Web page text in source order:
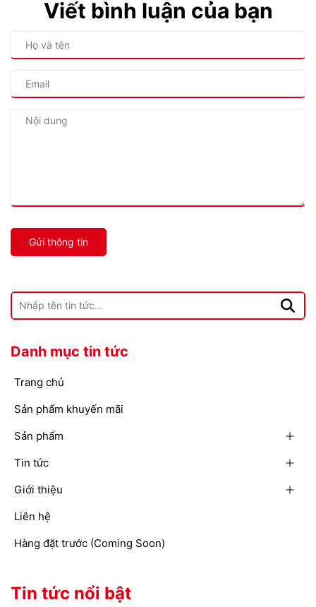
Viết bình luận của bạn
Gửi thông tin
Danh mục tin tức
Trang chủ
Sản phẩm khuyến mãi
Sản phẩm
Tin tức
Giới thiệu
Liên hệ
Hàng đặt trước (Coming Soon)
Tin tức nổi bật